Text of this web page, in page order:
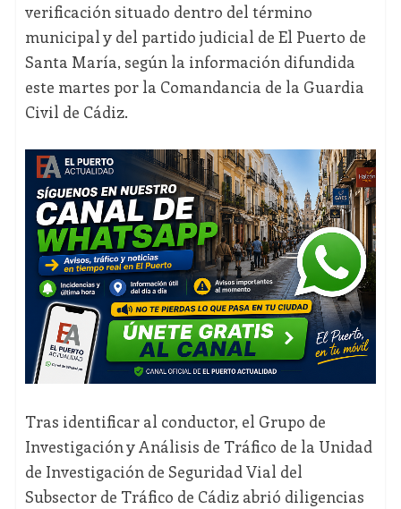
verificación situado dentro del término
municipal y del partido judicial de El Puerto de
Santa María, según la información difundida
este martes por la Comandancia de la Guardia
Civil de Cádiz.
Tras identificar al conductor, el Grupo de
Investigación y Análisis de Tráfico de la Unidad
de Investigación de Seguridad Vial del
Subsector de Tráfico de Cádiz abrió diligencias